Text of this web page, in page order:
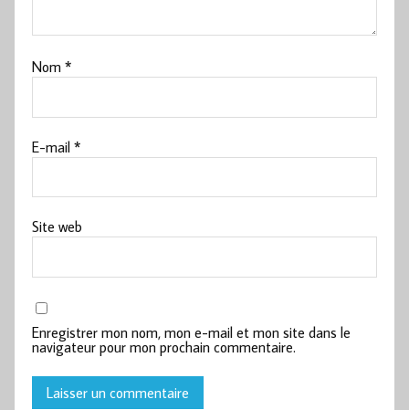
Nom*
E-mail*
Site web
Enregistrer mon nom, mon e-mail et mon site dans le
navigateur pour mon prochain commentaire.